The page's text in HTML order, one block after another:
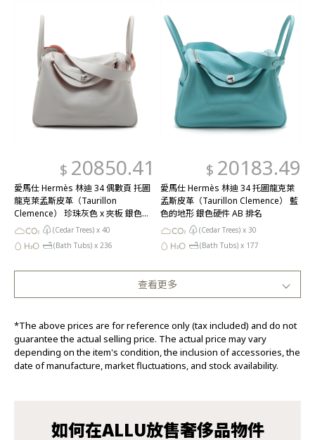
$ 20850.41
愛馬仕 Hermès 林迪 34 偶數頁 托圖
龍克萊孟斯皮革（Taurillon
Clemence） 珍珠灰色 x 夾板 銀色硬
件 AB 排名(Cedar Trees) x 40
(Bath Tubs) x 236
$ 20183.49
愛馬仕 Hermès 林迪 34 托圖龍克萊
孟斯皮革（Taurillon Clemence） 藍
色的地形 銀色硬件 AB 排名
(Cedar Trees) x 30
(Bath Tubs) x 177
查看更多
*The above prices are for reference only (tax included) and do not
guarantee the actual selling price. The actual price may vary
depending on the item's condition, the inclusion of accessories, the
date of manufacture, market fluctuations, and stock availability.
如何在ALLU放售奢侈品物件